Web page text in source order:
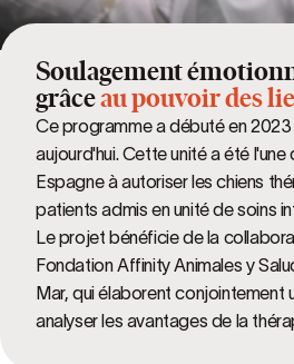
Soulagement
grâceau pouvoir des
Ce programme a débuté en
aujourd'hui. Cette unité a été l'une
Espagne à autoriser les chiens
patients admis en unité de soins
Le projet bénéficie de la
Fondation Affinity Animales y
Mar, qui élaborent conjointement
analyser les avantages de la